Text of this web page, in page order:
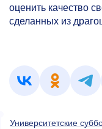
оценить качество
сделанных из
Университетские